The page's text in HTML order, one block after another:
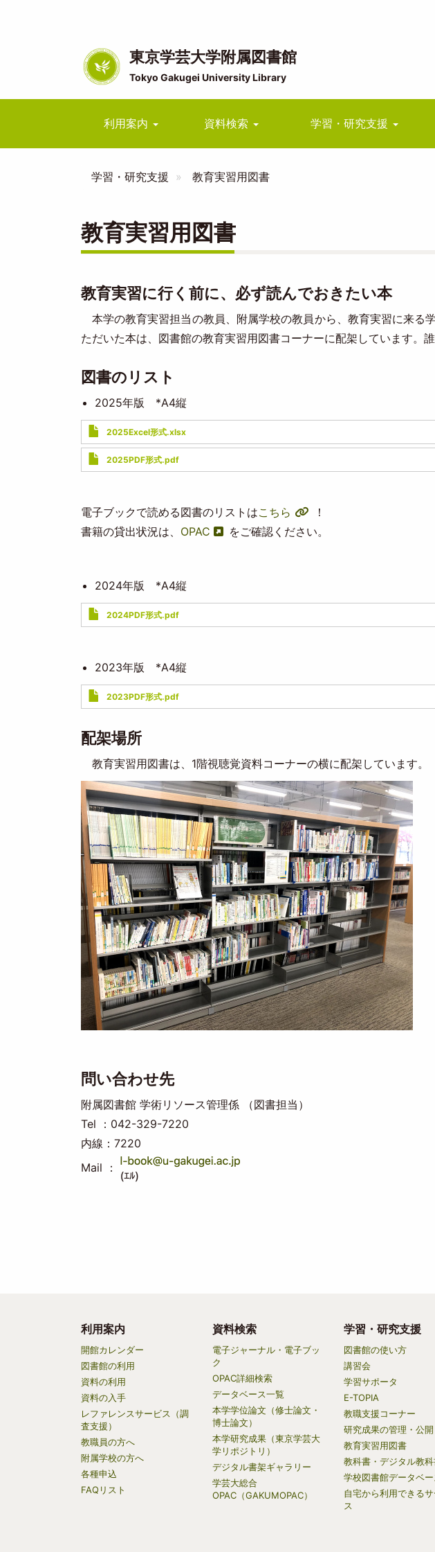
ン
移
東京学芸大学附属図書館
Tokyo Gakugei University Library
Main
navigation
利用案内 資料検索 学習・研究支援
学習・研究支援 教育実習用図書
教育実習用図書
教育実習に行く前に、必ず読んでおきたい本
本学の教育実習担当の教員、附属学校の教員から、教育実習に来る
ただいた本は、図書館の教育実習用図書コーナーに配架しています。
図書のリスト
2025年版 *A4縦
Document
2025Excel形式.xlsx
Document
2025PDF形式.pdf
電子ブックで読める図書のリストはこちら
！
書籍の貸出状況は、 OPAC をご確認ください。
2024年版 *A4縦
Document
2024PDF形式.pdf
2023年版 *A4縦
Document
2023PDF形式.pdf
配架場所
教育実習用図書は、1階視聴覚資料コーナーの横に配架しています。
Image
問い合わせ先
附属図書館 学術リソース管理係 （図書担当）
Tel ：042-329-7220
内線：7220
Mail ：
Main
navigation
利用案内
開館カレンダー
図書館の利用
資料の利用
資料の入手
レファレンスサービス（調
査支援）
教職員の方へ
附属学校の方へ
各種申込
FAQリスト
資料検索
電子ジャーナル・電子ブッ
ク
OPAC詳細検索
データベース一覧
本学学位論文（修士論文・
博士論文）
本学研究成果（東京学芸大
学リポジトリ）
デジタル書架ギャラリー
学芸大総合
OPAC（GAKUMOPAC）
学習・研究支援
図書館の使い方
講習会
学習サポータ
E-TOPIA
教職支援コーナー
研究成果の管理・公開
教育実習用図書
教科書・デジタル教
学校図書館データベー
自宅から利用できる
ス